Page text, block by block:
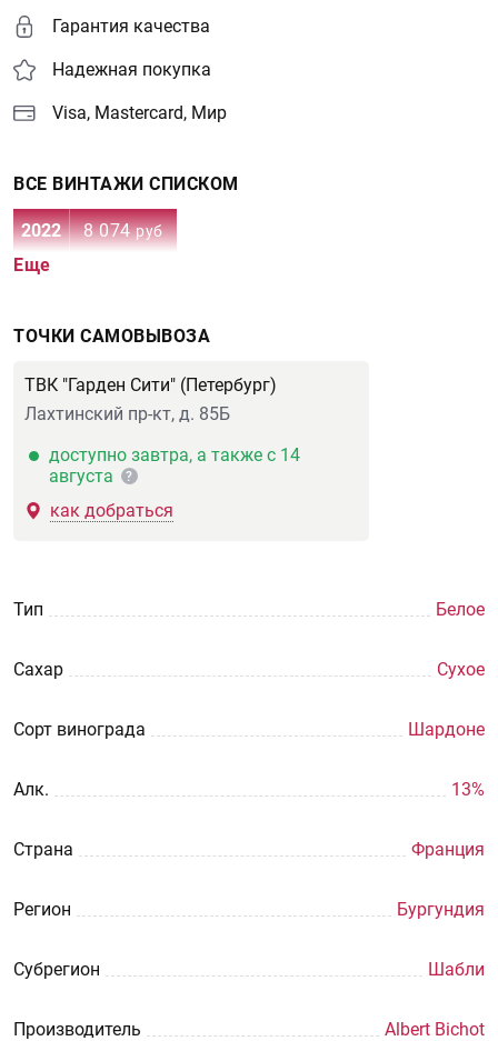
Гарантия качества
Надежная покупка
Visa, Mastercard, Мир
ВСЕ ВИНТАЖИ СПИСКОМ
2022 8 074руб
Еще
ТОЧКИ САМОВЫВОЗА
ТВК "Гарден Сити" (Петербург)
Лахтинский пр-кт, д. 85Б
доступно завтра, а также с 14
августа
?
как добраться
Тип Белое
Сахар Сухое
Сорт винограда Шардоне
Aлк. 13%
Страна Франция
Регион Бургундия
Субрегион Шабли
Производитель Albert Bichot